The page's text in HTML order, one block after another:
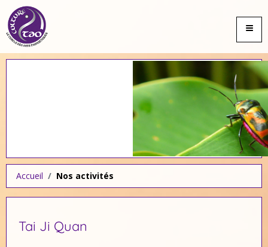
≡
Accueil Nos activités
Tai Ji Quan